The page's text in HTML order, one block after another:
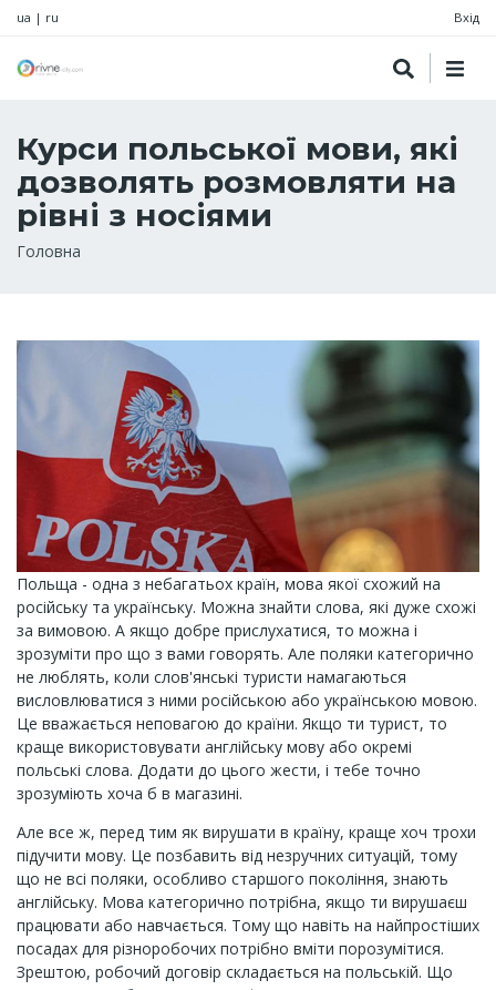
ua | ru Вхід
Курси польської мови, які
дозволять розмовляти на
рівні з носіями
Рядок
Головна
Польща - одна з небагатьох країн, мова якої схожий на
російську та українську. Можна знайти слова, які дуже схожі
за вимовою. А якщо добре прислухатися, то можна і
зрозуміти про що з вами говорять. Але поляки категорично
не люблять, коли слов'янські туристи намагаються
висловлюватися з ними російською або українською мовою.
Це вважається неповагою до країни. Якщо ти турист, то
краще використовувати англійську мову або окремі
польські слова. Додати до цього жести, і тебе точно
зрозуміють хоча б в магазині.
Але все ж, перед тим як вирушати в країну, краще хоч трохи
підучити мову. Це позбавить від незручних ситуацій, тому
що не всі поляки, особливо старшого покоління, знають
англійську. Мова категорично потрібна, якщо ти вирушаєш
працювати або навчається. Тому що навіть на найпростіших
посадах для різноробочих потрібно вміти порозумітися.
Зрештою, робочий договір складається на польській. Що